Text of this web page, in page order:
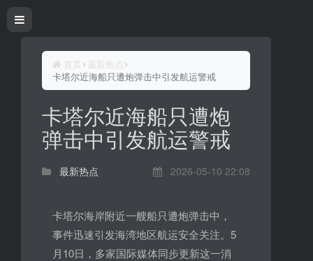
首页
最新热点
卡塔尔近海船只遭炮弹击中引发航运警戒
卡塔尔近海船只遭炮
弹击中引发航运警戒
最新热点 2026-05-10 22:08
卡塔尔海岸附近一艘船只遭炮弹击中，
事件迅速引发海湾地区航运安全关注。5
月10日，多家国际媒体同步更新这一消